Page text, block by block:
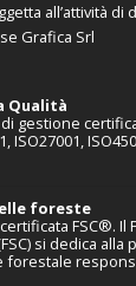
all’attività di
Grafica Srl
Qualità
gestione
ISO27001,
foreste
FSC®.
si dedica
forestale